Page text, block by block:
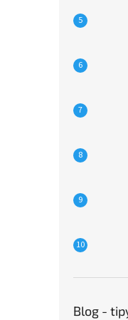
Blog -